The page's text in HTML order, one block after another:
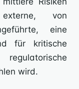
von
eine
für kritische
wird.